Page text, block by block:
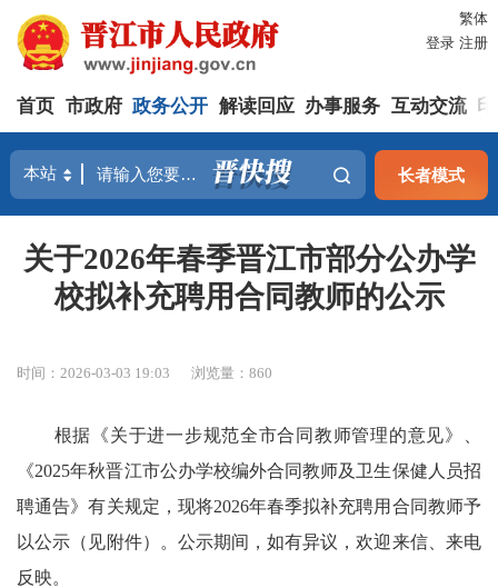
繁体
登录 注册
首页 市政府 政务公开 解读回应 办事服务 互动交流
长者模式
关于2026年春季晋江市部分公办学
校拟补充聘用合同教师的公示
时间：2026-03-03 19:03 浏览量：860
根据《关于进一步规范全市合同教师管理的意见》、
《2025年秋晋江市公办学校编外合同教师及卫生保健人员招
聘通告》有关规定，现将2026年春季拟补充聘用合同教师予
以公示（见附件）。公示期间，如有异议，欢迎来信、来电
反映。